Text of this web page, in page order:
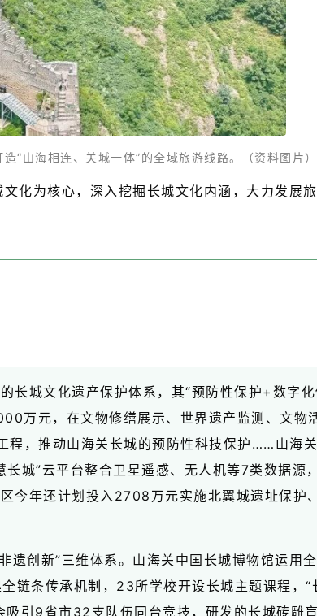
“山海相连、关城一体”的全域旅游线路。（资料图片
化为核心，深入挖掘长城文化内涵，大力发展
长城文化遗产保护体系，其“预防性保护+数字
万元，在文物修缮展示、世界遗产监测、文物
，推动山海关长城的预防性科技保护……山海
城”云平台整合卫星遥感、无人机等7类数据源
今年还计划投入2708万元实施北翼城遗址保护
创新”三维体系。山海关中国长城博物馆运用
链条传承机制，23所学校开设长城主题课程，“
引9省市32支队伍同台竞技，研发的长城砖雕